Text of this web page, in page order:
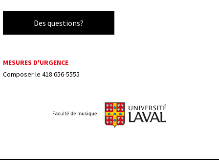
Des questions?
MESURES D'URGENCE
Composer le 418 656-5555